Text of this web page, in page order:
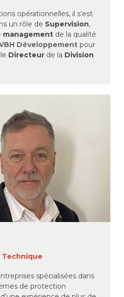
opérationnelles, il s’est
un rôle de Supervision,
management de la qualité
Développement pour
Directeur de la Division
spécialisées dans
de protection